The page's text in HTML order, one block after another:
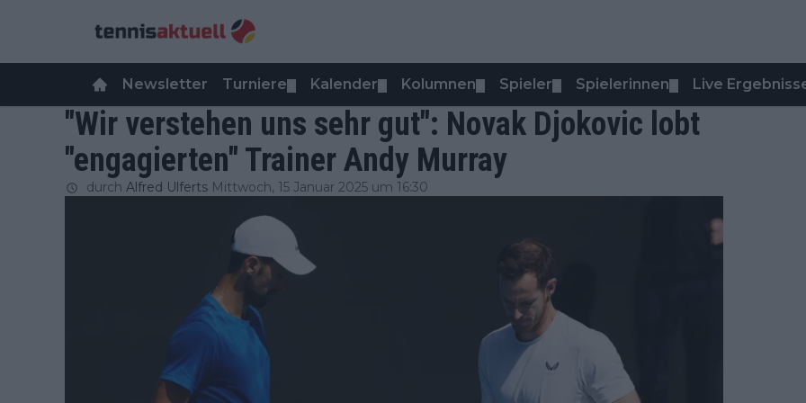
Newsletter Turniere Kalender Kolumnen Spieler Spielerinnen Live
"Wir verstehen uns sehr gut": Novak Djokovic lobt
"engagierten" Trainer Andy Murray
durch Alfred Ulferts Mittwoch, 15 Januar 2025 um 16:30